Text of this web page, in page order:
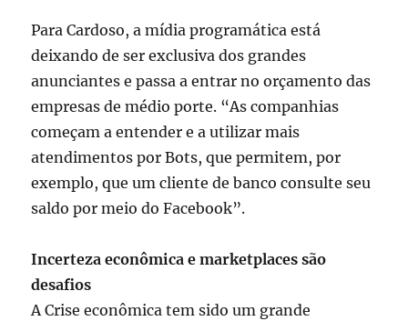
Para Cardoso, a mídia programática está
deixando de ser exclusiva dos grandes
anunciantes e passa a entrar no orçamento das
empresas de médio porte. “As companhias
começam a entender e a utilizar mais
atendimentos por Bots, que permitem, por
exemplo, que um cliente de banco consulte seu
saldo por meio do Facebook”.
Incerteza econômica e marketplaces são
desafios
A Crise econômica tem sido um grande